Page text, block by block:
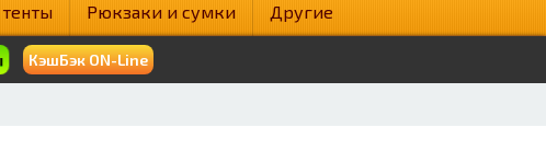
Рюкзаки и сумки Другие
КэшБэк ON-Line